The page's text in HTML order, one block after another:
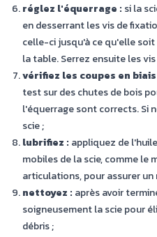
réglez l'équerrage : si la
en desserrant les vis de
celle-ci jusqu'à ce qu'elle
la table. Serrez ensuite les vis
vérifiez les coupes en biais
test sur des chutes de bois
l'équerrage sont corrects. Si
scie ;
lubrifiez : appliquez de
mobiles de la scie, comme le
articulations, pour assurer un
nettoyez : après avoir
soigneusement la scie pour
débris ;